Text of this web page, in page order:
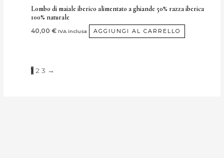
Lombo di maiale iberico alimentato a ghiande 50% razza iberica
100% naturale
40,00€ IVA inclusa AGGIUNGI AL CARRELLO
1 2 3 →